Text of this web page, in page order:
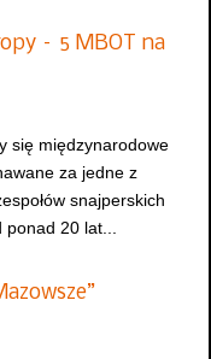
– 5 MBOT na
się międzynarodowe
za jedne z
snajperskich
20 lat...